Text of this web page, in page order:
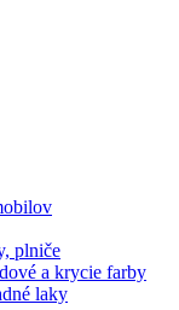
plniče
a krycie farby
laky